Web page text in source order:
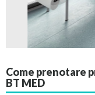
Come prenotare
BT MED